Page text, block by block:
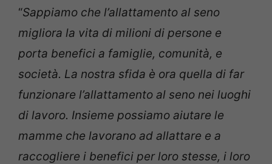
“Sappiamo che l’allattamento al seno
migliora la vita di milioni di persone e
porta benefici a famiglie, comunità, e
società. La nostra sfida è ora quella di far
funzionare l’allattamento al seno nei luoghi
di lavoro. Insieme possiamo aiutare le
mamme che lavorano ad allattare e a
raccogliere i benefici per loro stesse, i loro